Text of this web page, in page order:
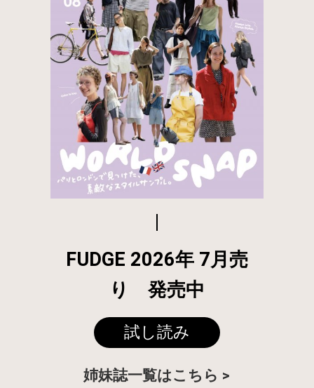
FUDGE 2026年 7月売
り 発売中
試し読み
姉妹誌一覧はこちら